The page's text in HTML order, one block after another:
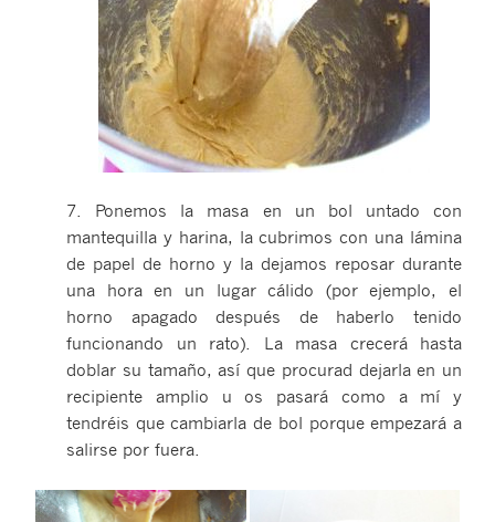
7. Ponemos la masa en un bol untado con
mantequilla y harina, la cubrimos con una lámina
de papel de horno y la dejamos reposar durante
una hora en un lugar cálido (por ejemplo, el
horno apagado después de haberlo tenido
funcionando un rato). La masa crecerá hasta
doblar su tamaño, así que procurad dejarla en un
recipiente amplio u os pasará como a mí y
tendréis que cambiarla de bol porque empezará a
salirse por fuera.